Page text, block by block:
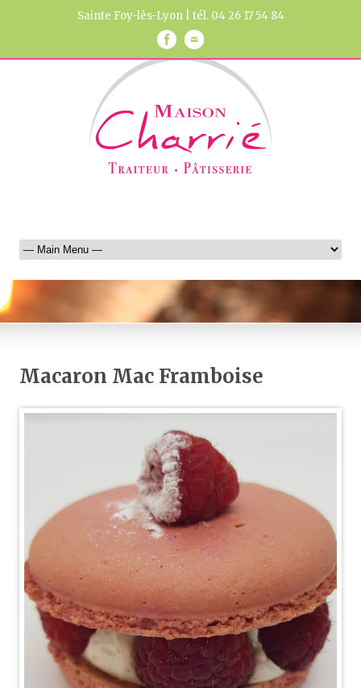
Sainte Foy-lès-Lyon | tél. 04 26 17 54 84
Macaron Mac Framboise